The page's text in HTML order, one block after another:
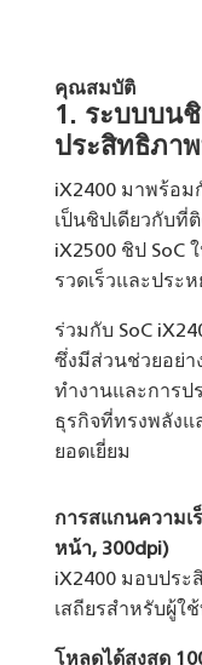
คุณสมบัติ
1 . ระบบบน
ประสิทธิภา
iX2400 มาพร้อม
เป็นชิปเดียวกับที่
iX2500 ชิป
รวดเร็วและประ
ร่วมกับ SoC
ซึ่งมีส่วนช่วยอย่า
ทำงานและการป
ธุรกิจที่ทรงพลัง
ยอดเยี่ยม
การสแกนความเ
หน้า, 300dpi)
iX2400 มอบประ
เสถียรสำหรับผู้ใ
โหลดได้สูงสุด